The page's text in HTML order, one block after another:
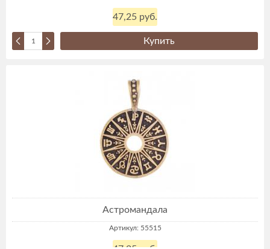
47,25 руб.
Купить
Астромандала
Артикул: 55515